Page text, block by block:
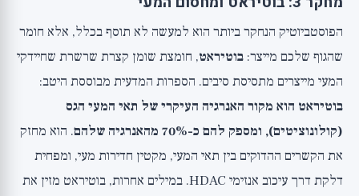
הפוסטביוטיק הנחקר ביותר הוא למעשה לא תוסף בכלל, אלא חומר
שהגוף שלכם מייצר: בוטיראט, חומצת שומן קצרת שרשרת שחיידקי
המעי מייצרים מתסיסת סיבים. הספרות המדעית מבוססת היטב:
בוטיראט הוא מקור האנרגיה העיקרי של תאי המעי הגס
(קולונוציטים), ומספק להם כ-70% מהאנרגיה שלהם
. הוא מחזק
את הקשרים ההדוקים בין תאי המעי, מקטין חדירות מעי, ומפחית
דלקת דרך עיכוב אנזימי HDAC. במילים אחרות, בוטיראט מזין את